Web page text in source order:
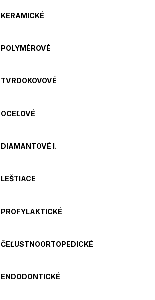
KERAMICKÉ
POLYMÉROVÉ
TVRDOKOVOVÉ
OCEĽOVÉ
DIAMANTOVÉ I.
LEŠTIACE
PROFYLAKTICKÉ
ČEĽUSTNOORTOPEDICKÉ
ENDODONTICKÉ